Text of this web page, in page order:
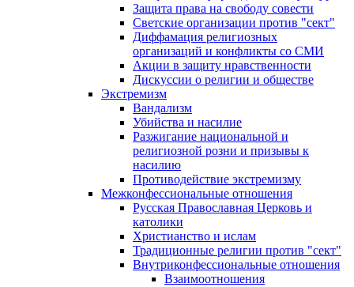
Защита права на свободу совести
Светские организации против "сект"
Диффамация религиозных
организаций и конфликты со СМИ
Акции в защиту нравственности
Дискуссии о религии и обществе
Экстремизм
Вандализм
Убийства и насилие
Разжигание национальной и
религиозной розни и призывы к
насилию
Противодействие экстремизму
Межконфессиональные отношения
Русская Православная Церковь и
католики
Христианство и ислам
Традиционные религии против "сект"
Внутриконфессиональные отношения
Взаимоотношения